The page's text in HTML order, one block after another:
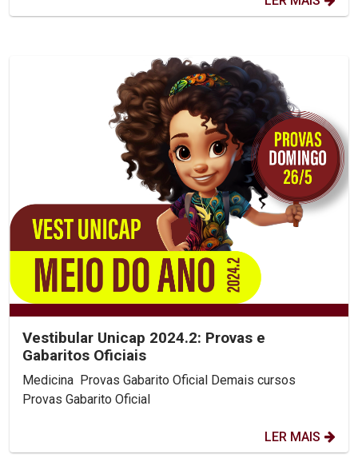
Vestibular Unicap 2024.2: Provas e
Gabaritos Oficiais
Medicina Provas Gabarito Oficial Demais cursos
LER MAIS